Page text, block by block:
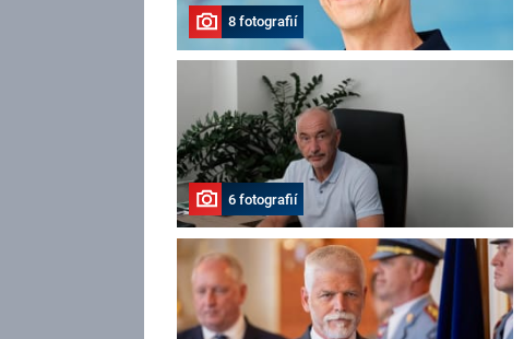
8 fotografií
6 fotografií